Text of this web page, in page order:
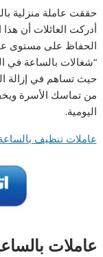
حققت عاملة منزلية
أدركت العائلات أن
الحفاظ على مستوى
“شغالات بالساعة في
حيث تساهم في إزالة
من تماسك الأسرة
اليومية.
عاملات تنظيف
عاملات